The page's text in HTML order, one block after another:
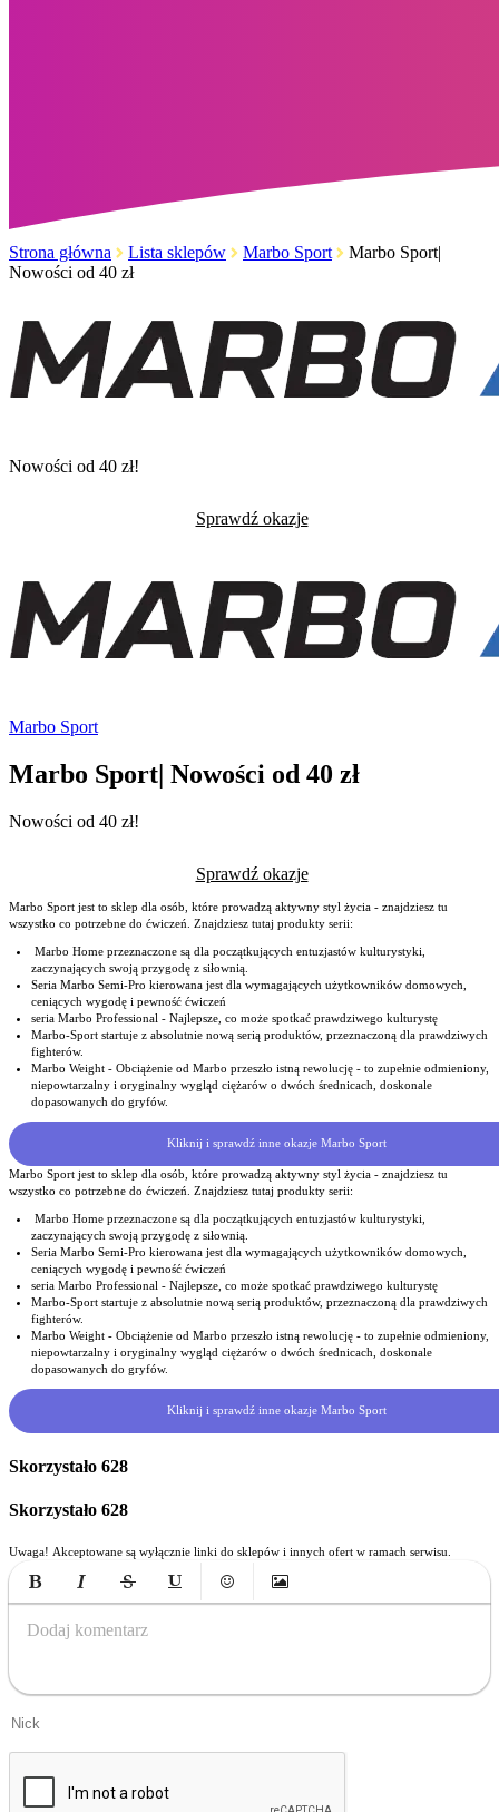
Strona główna Lista sklepów Marbo Sport
Marbo Sport|
Nowości od 40 zł
Nowości od 40 zł!
Sprawdź okazje
Marbo Sport
Marbo Sport| Nowości od 40 zł
Nowości od 40 zł!
Sprawdź okazje
Marbo Sport jest to sklep dla osób, które prowadzą aktywny styl życia - znajdziesz tu
wszystko co potrzebne do ćwiczeń. Znajdziesz tutaj produkty serii:
Marbo Home przeznaczone są dla początkujących entuzjastów kulturystyki,
zaczynających swoją przygodę z siłownią.
Seria Marbo Semi-Pro kierowana jest dla wymagających użytkowników domowych,
ceniących wygodę i pewność ćwiczeń
seria Marbo Professional - Najlepsze, co może spotkać prawdziwego kulturystę
Marbo-Sport startuje z absolutnie nową serią produktów, przeznaczoną dla prawdziwych
fighterów.
Marbo Weight - Obciążenie od Marbo przeszło istną rewolucję - to zupełnie odmieniony,
niepowtarzalny i oryginalny wygląd ciężarów o dwóch średnicach, doskonale
dopasowanych do gryfów.
Kliknij i sprawdź inne okazje Marbo Sport
Marbo Sport jest to sklep dla osób, które prowadzą aktywny styl życia - znajdziesz tu
wszystko co potrzebne do ćwiczeń. Znajdziesz tutaj produkty serii:
Marbo Home przeznaczone są dla początkujących entuzjastów kulturystyki,
zaczynających swoją przygodę z siłownią.
Seria Marbo Semi-Pro kierowana jest dla wymagających użytkowników domowych,
ceniących wygodę i pewność ćwiczeń
seria Marbo Professional - Najlepsze, co może spotkać prawdziwego kulturystę
Marbo-Sport startuje z absolutnie nową serią produktów, przeznaczoną dla prawdziwych
fighterów.
Marbo Weight - Obciążenie od Marbo przeszło istną rewolucję - to zupełnie odmieniony,
niepowtarzalny i oryginalny wygląd ciężarów o dwóch średnicach, doskonale
dopasowanych do gryfów.
Kliknij i sprawdź inne okazje Marbo Sport
Skorzystało 628
Skorzystało 628
Uwaga! Akceptowane są wyłącznie linki do sklepów i innych ofert w ramach serwisu.
Bold Italic Strikethrough
UnderlineEmoticonsInsert Image
Dodaj komentarz